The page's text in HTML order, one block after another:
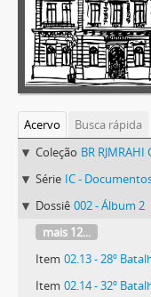
Acervo
Busca rápida
Coleção BR
Série IC -
Dossiê 002 - Álbum 2
mais 12...
Item 02.13 - 28º
Item 02.14 - 32º